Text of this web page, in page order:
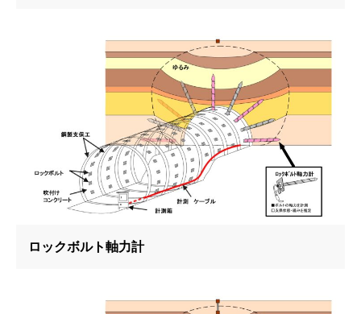
ロックボルト軸力計